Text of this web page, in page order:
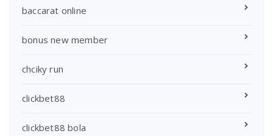
baccarat online
bonus new member
chciky run
clickbet88
clickbet88 bola